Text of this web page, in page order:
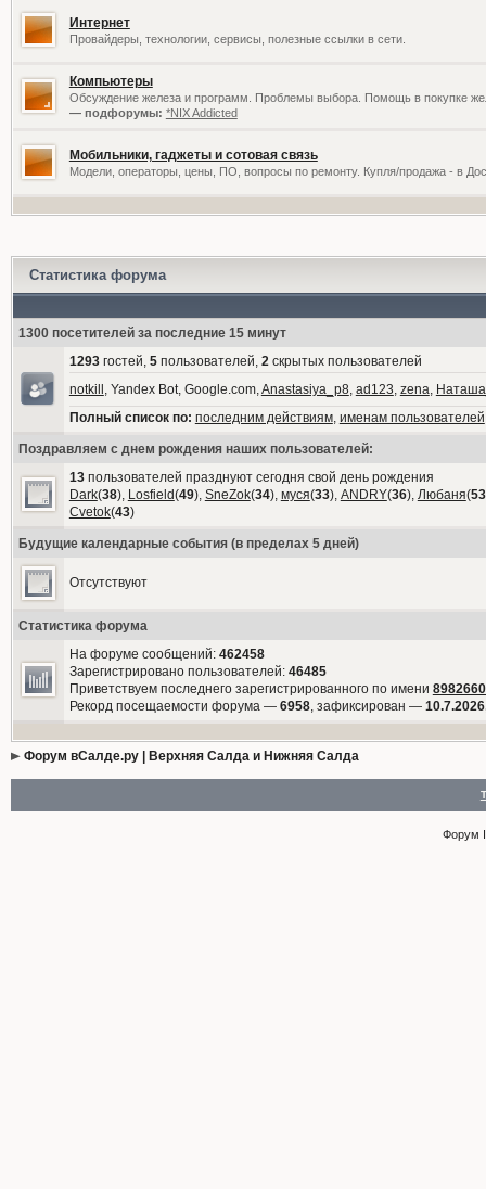
Интернет
Провайдеры, технологии, сервисы, полезные ссылки в сети.
Компьютеры
Обсуждение железа и программ. Проблемы выбора. Помощь в покупке
— подфорумы: *NIX Addicted
Мобильники, гаджеты и сотовая связь
Модели, операторы, цены, ПО, вопросы по ремонту. Купля/продажа - в
Статистика форума
1300 посетителей за последние 15 минут
1293гостей, 5пользователей, 2скрытых пользователей
notkill , Yandex Bot, Google.com,Anastasiya_p8, ad123, zena,
Полный список по: последним действиям, именам пользователей
Поздравляем с днем рождения наших пользователей:
13пользователей празднуют сегодня свой день рождения
Dark(38), Losfield(49), SneZok(34), муся(33), ANDRY(36), Любаня(53
Cvetok(43)
Будущие календарные события (в пределах 5 дней)
Отсутствуют
Статистика форума
На форуме сообщений: 462458
Зарегистрировано пользователей: 46485
Приветствуем последнего зарегистрированного по имени
Рекорд посещаемости форума — 6958, зафиксирован —
Форум вСалде.ру | Верхняя Салда и Нижняя Салда
Форум